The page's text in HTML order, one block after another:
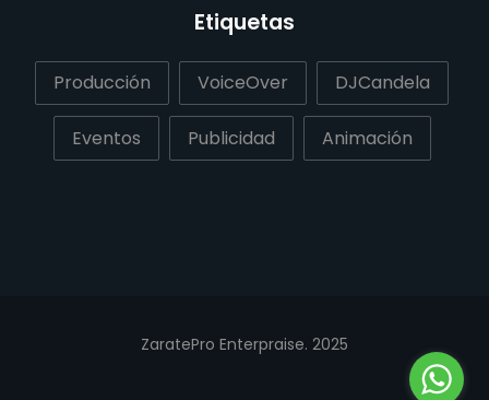
Etiquetas
Producción VoiceOver DJCandela
Eventos Publicidad Animación
ZaratePro Enterpraise. 2025